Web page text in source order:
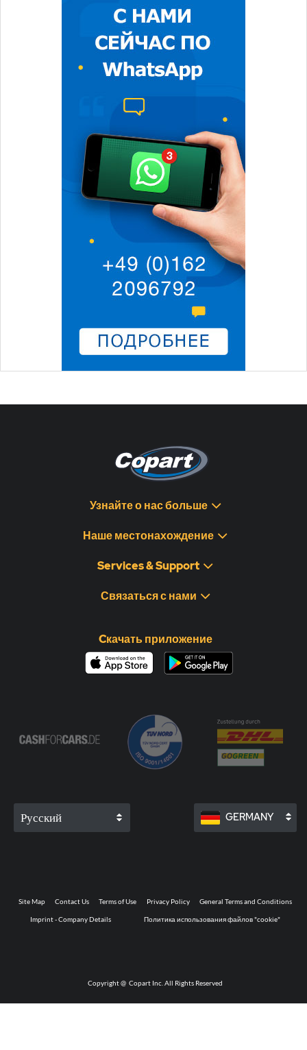
Узнайте о нас больше
Наше местонахождение
Services & Support
Связаться с нами
Cкачать приложение
Русский GERMANY
Copyright @ Copart Inc. All Rights Reserved
Site Map Contact Us Terms of Use Privacy Policy General Terms and Conditions
Imprint - Company Details Политика использования файлов "cookie"